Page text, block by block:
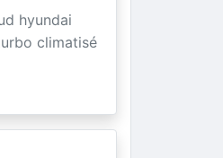
hyundai
climatisé